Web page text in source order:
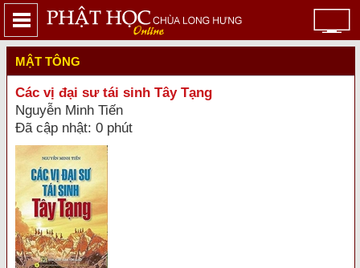
MẬT TÔNG
Các vị đại sư tái sinh Tây Tạng
Nguyễn Minh Tiến
Đã cập nhật: 0 phút